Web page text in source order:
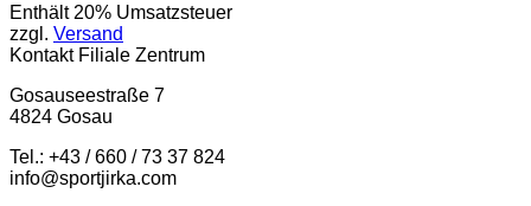
war:
910,00 €
ist:
Enthält 20% Umsatzsteuer
zzgl. Versand
Kontakt Filiale Zentrum
Gosauseestraße 7
4824 Gosau
Tel.: +43 / 660 / 73 37 824
info@sportjirka.com